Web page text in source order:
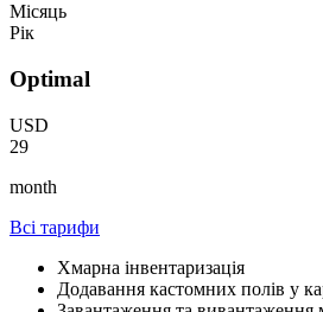
Місяць
Рік
Optimal
USD
29
month
Всі тарифи
Хмарна інвентаризація
Додавання кастомних полів у